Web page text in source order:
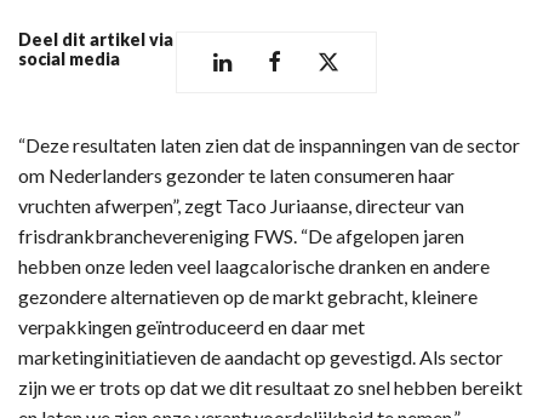
Deel dit artikel via
social media
“Deze resultaten laten zien dat de inspanningen van de sector
om Nederlanders gezonder te laten consumeren haar
vruchten afwerpen”, zegt Taco Juriaanse, directeur van
frisdrankbranchevereniging FWS. “De afgelopen jaren
hebben onze leden veel laagcalorische dranken en andere
gezondere alternatieven op de markt gebracht, kleinere
verpakkingen geïntroduceerd en daar met
marketinginitiatieven de aandacht op gevestigd. Als sector
zijn we er trots op dat we dit resultaat zo snel hebben bereikt